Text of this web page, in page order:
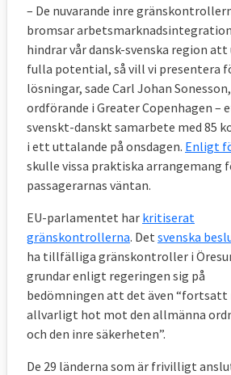
– De nuvarande inre
bromsar
hindrar vår dansk-svenska region att
fulla potential, så vill vi presentera
lösningar, sade Carl Johan
ordförande i Greater Copenhagen –
svenskt-danskt samarbete med 85
i ett uttalande på onsdagen. Enligt
skulle vissa praktiska arrangemang
passagerarnas väntan.
EU-parlamentet har kritiserat
gränskontrollerna. Det svenska
ha tillfälliga gränskontroller i
grundar enligt regeringen sig på
bedömningen att det även “fortsatt
allvarligt hot mot den allmänna
och den inre säkerheten”.
De 29 länderna som är frivilligt